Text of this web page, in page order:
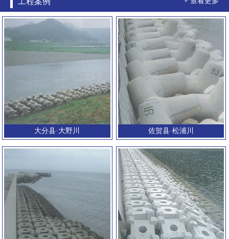
大分县·大野川 佐贺县·松浦川